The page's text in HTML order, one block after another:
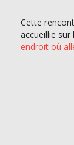
Cette
accueillie
endroit où